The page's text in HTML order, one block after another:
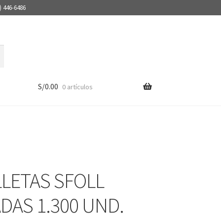
446-6486
S/0.00 0 artículos
SFOLL
1.300 UND.